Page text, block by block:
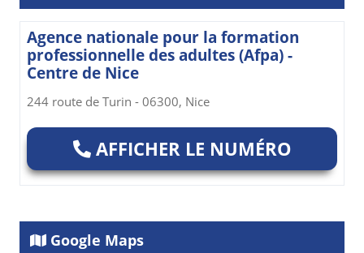
Agence nationale pour la formation
professionnelle des adultes (Afpa) -
Centre de Nice
244 route de Turin - 06300, Nice
AFFICHER LE NUMÉRO
Google Maps